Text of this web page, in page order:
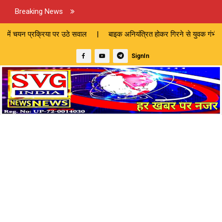
Breaking News
पर उठे सवाल | बाइक अनियंत्रित होकर गिरने से युवक गंभीर रूप से घायल |
SignIn